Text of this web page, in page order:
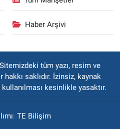
Haber Arşivi
Sitemizdeki tüm yazı, resim ve
hakkı saklıdır. İzinsiz, kaynak
kesinlikle yasaktır.
: TE Bilişim